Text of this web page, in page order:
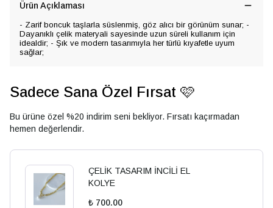
Ürün Açıklaması
- Zarif boncuk taşlarla süslenmiş, göz alıcı bir görünüm sunar; -
Dayanıklı çelik materyali sayesinde uzun süreli kullanım için
idealdir; - Şık ve modern tasarımıyla her türlü kıyafetle uyum
sağlar;
Sadece Sana Özel Fırsat 🩷
Bu ürüne özel %20 indirim seni bekliyor. Fırsatı kaçırmadan
hemen değerlendir.
ÇELİK TASARIM İNCİLİ EL
KOLYE
₺ 700.00